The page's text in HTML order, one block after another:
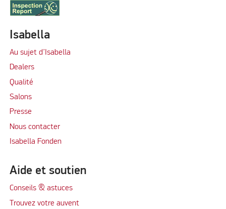
Isabella
Au sujet d’Isabella
Dealers
Qualité
Salons
Presse
Nous contacter
Isabella Fonden
Aide et soutien
Conseils & astuces
Trouvez votre auvent